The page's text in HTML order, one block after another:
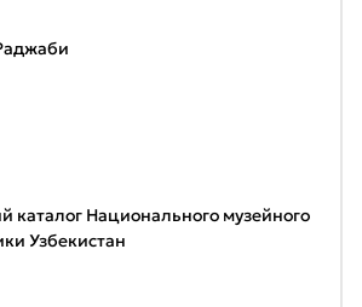
каталог Национального музейного
Узбекистан